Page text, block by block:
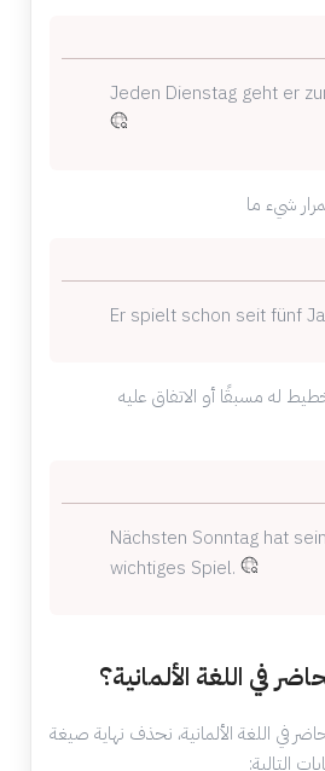
Jeden Dienstag geht er
شيء ما
Er spielt schon seit fünf
له مسبقًا أو الاتفاق عليه
Nächsten Sonntag hat
wichtiges Spiel.
في اللغة الألمانية؟
صيغة